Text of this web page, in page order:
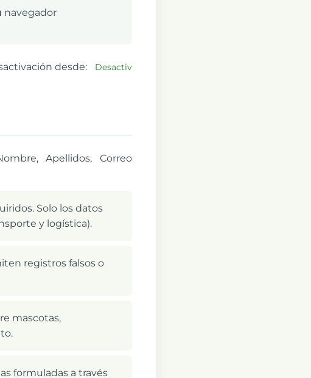
navegador
desde:
Desactiv
Apellidos, Correo
Solo los datos
y logística).
registros falsos o
mascotas,
formuladas a través